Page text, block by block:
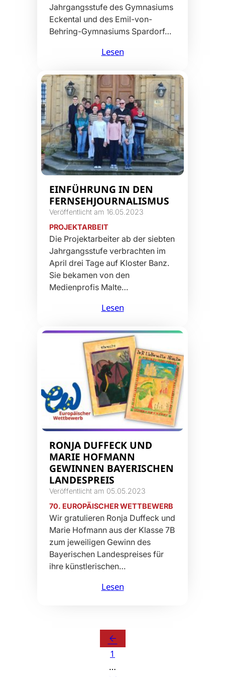
Jahrgangsstufe des Gymnasiums
Eckental und des Emil-von-
Behring-Gymnasiums Spardorf…
Lesen
EINFÜHRUNG IN DEN
FERNSEHJOURNALISMUS
Veröffentlicht am 16.05.2023
PROJEKTARBEIT
Die Projektarbeiter ab der siebten
Jahrgangsstufe verbrachten im
April drei Tage auf Kloster Banz.
Sie bekamen von den
Medienprofis Malte…
Lesen
RONJA DUFFECK UND
MARIE HOFMANN
GEWINNEN BAYERISCHEN
LANDESPREIS
Veröffentlicht am 05.05.2023
70. EUROPÄISCHER WETTBEWERB
Wir gratulieren Ronja Duffeck und
Marie Hofmann aus der Klasse 7B
zum jeweiligen Gewinn des
Bayerischen Landespreises für
ihre künstlerischen…
Lesen
arrow_back
1
…